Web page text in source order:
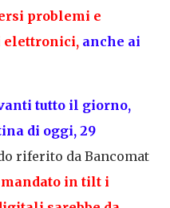
problemi e
elettronici, anche ai
tutto il giorno,
di oggi, 29
riferito da Bancomat
in tilt i